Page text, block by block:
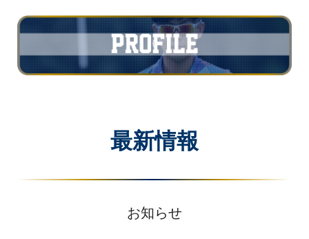
最新情報
お知らせ